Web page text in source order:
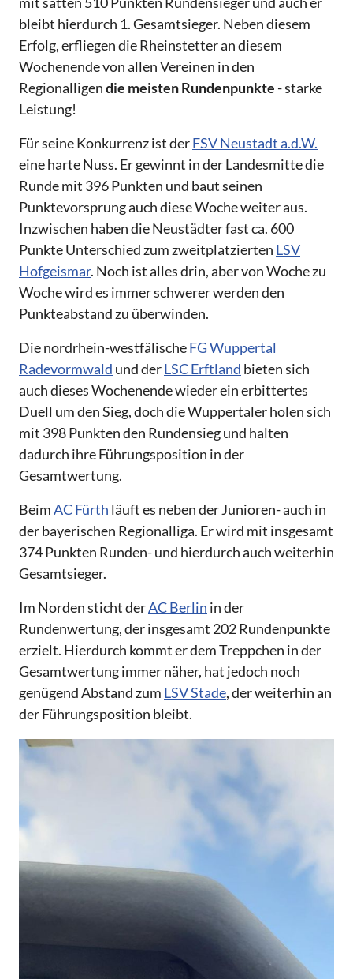
bleibt hierdurch 1. Gesamtsieger. Neben diesem
Erfolg, erfliegen die Rheinstetter an diesem
Wochenende von allen Vereinen in den
Regionalligendie meisten Rundenpunkte - starke
Leistung!
Für seine Konkurrenz ist derFSV Neustadt a.d.W.
eine harte Nuss. Er gewinnt in der Landesmitte die
Runde mit 396 Punkten und baut seinen
Punktevorsprung auch diese Woche weiter aus.
Inzwischen haben die Neustädter fast ca. 600
Punkte Unterschied zum zweitplatzierten LSV
Hofgeismar. Noch ist alles drin, aber von Woche zu
Woche wird es immer schwerer werden den
Punkteabstand zu überwinden.
Die nordrhein-westfälischeFG Wuppertal
Radevormwald und derLSC Erftland bieten sich
auch dieses Wochenende wieder ein erbittertes
Duell um den Sieg, doch die Wuppertaler holen sich
mit 398 Punkten den Rundensieg und halten
dadurch ihre Führungsposition in der
Gesamtwertung.
BeimAC Fürth läuft es neben der Junioren- auch in
der bayerischen Regionalliga. Er wird mit insgesamt
374 Punkten Runden- und hierdurch auch weiterhin
Gesamtsieger.
Im Norden sticht derAC Berlin in der
Rundenwertung, der insgesamt 202 Rundenpunkte
erzielt. Hierdurch kommt er dem Treppchen in der
Gesamtwertung immer näher, hat jedoch noch
genügend Abstand zum LSV Stade, der weiterhin an
der Führungsposition bleibt.